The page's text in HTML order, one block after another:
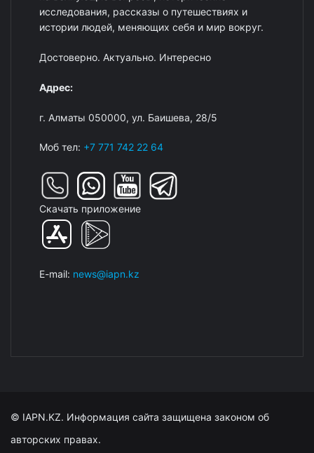
исследования, рассказы о путешествиях и
истории людей, меняющих себя и мир вокруг.
Достоверно. Актуально. Интересно
Адрес:
г. Алматы 050000, ул. Баишева, 28/5
Моб тел: +7 771 742 22 64
Скачать приложение
E-mail: news@iapn.kz
© IAPN.KZ. Информация сайта защищена законом об
авторских правах.